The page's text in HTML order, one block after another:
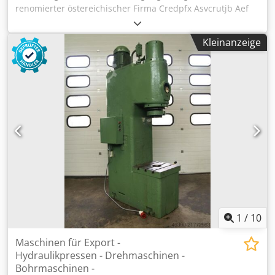
renomierter östereichischer Firma Credpfx Asvcrutjb Aef
Anlage stammt aus Betriebsauflösung, war bis zum Schluß
in Betrieb. Reinigungsmittel sind mit dabei.
Kleinanzeige
1 / 10
Maschinen für Export -
Hydraulikpressen - Drehmaschinen -
Bohrmaschinen -